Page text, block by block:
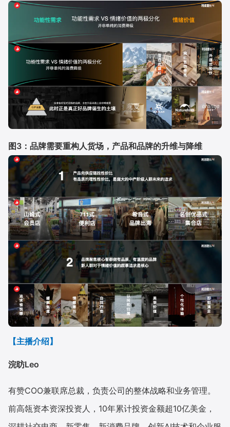
图3：品牌需要重构⼈货场，产品和品牌的升维与降维
【主播介绍】
浣昉Leo
有赞COO兼联席总裁，负责公司的整体战略和业务管理。
前高瓴资本资深投资人，10年累计投资金额超10亿美金，